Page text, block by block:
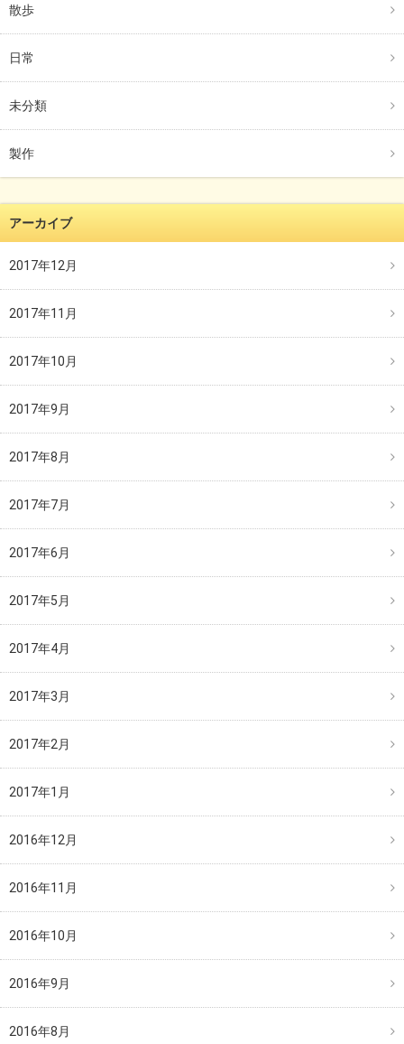
散歩
日常
未分類
製作
アーカイブ
2017年12月
2017年11月
2017年10月
2017年9月
2017年8月
2017年7月
2017年6月
2017年5月
2017年4月
2017年3月
2017年2月
2017年1月
2016年12月
2016年11月
2016年10月
2016年9月
2016年8月